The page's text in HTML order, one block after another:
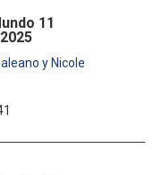
11
y Nicole